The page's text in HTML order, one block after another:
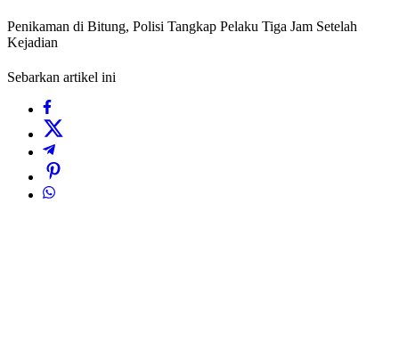
Penikaman di Bitung, Polisi Tangkap Pelaku Tiga Jam Setelah
Kejadian
Sebarkan artikel ini